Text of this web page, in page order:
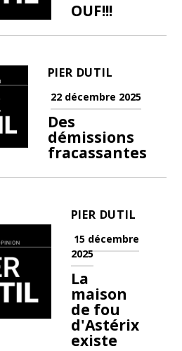
OUF!!!
PIER DUTIL
22 décembre 2025
Des
démissions
fracassantes
PIER DUTIL
15 décembre
2025
La
maison
de fou
d'Astérix
existe